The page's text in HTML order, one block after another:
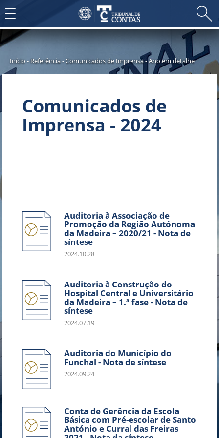
Toggle
navigation
Início-Referência -Comunicados de Imprensa-Ano em detalhe
Comunicados de
Imprensa - 2024
Auditoria à Associação de
Promoção da Região Autónoma
da Madeira – 2020/21 - Nota de
síntese
2024.10.28
Auditoria à Construção do
Hospital Central e Universitário
da Madeira – 1.ª fase - Nota de
síntese
2024.07.19
Auditoria do Município do
Funchal - Nota de síntese
2024.09.24
Conta de Gerência da Escola
Básica com Pré-escolar de Santo
António e Curral das Freiras